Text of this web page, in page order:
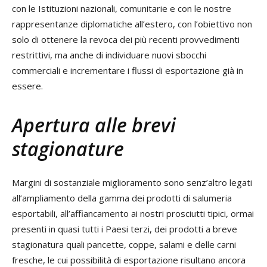
con le Istituzioni nazionali, comunitarie e con le nostre
rappresentanze diplomatiche all’estero, con l’obiettivo non
solo di ottenere la revoca dei più recenti provvedimenti
restrittivi, ma anche di individuare nuovi sbocchi
commerciali e incrementare i flussi di esportazione già in
essere.
Apertura alle brevi
stagionature
Margini di sostanziale miglioramento sono senz’altro legati
all’ampliamento della gamma dei prodotti di salumeria
esportabili, all’affiancamento ai nostri prosciutti tipici, ormai
presenti in quasi tutti i Paesi terzi, dei prodotti a breve
stagionatura quali pancette, coppe, salami e delle carni
fresche, le cui possibilità di esportazione risultano ancora